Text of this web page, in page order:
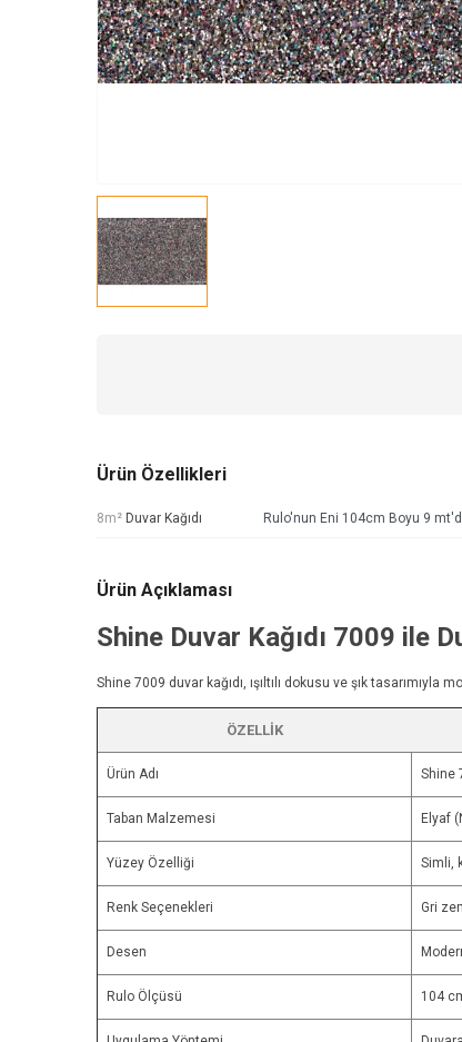
Ürün Özellikleri
8m² Duvar Kağıdı Rulo'nun Eni 104cm Boyu 9
Ürün Açıklaması
Shine Duvar Kağıdı 7009 ile
Shine 7009 duvar kağıdı, ışıltılı dokusu ve şık
ÖZELLIK
Ürün Adı Shine
Taban Malzemesi Elyaf
Yüzey Özelliği Simli,
Renk Seçenekleri Gri
Desen
Rulo Ölçüsü 104